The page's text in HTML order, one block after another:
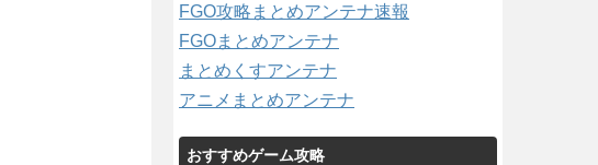
FGO攻略まとめアンテナ速報
FGOまとめアンテナ
まとめくすアンテナ
アニメまとめアンテナ
おすすめゲーム攻略